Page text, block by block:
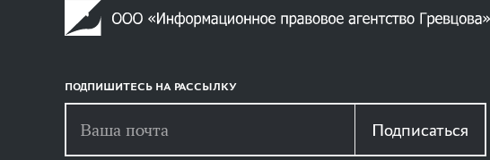
ПОДПИШИТЕСЬ НА РАССЫЛКУ
Подписаться